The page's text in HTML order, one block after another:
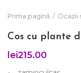
Prima pagină Ocazii
Cos cu plante
lei215.00